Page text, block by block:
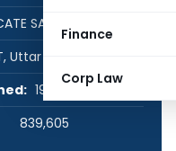
Finance
Corp Law
SANJAY SHARMA
Uttar Pradesh, India
192
839,605